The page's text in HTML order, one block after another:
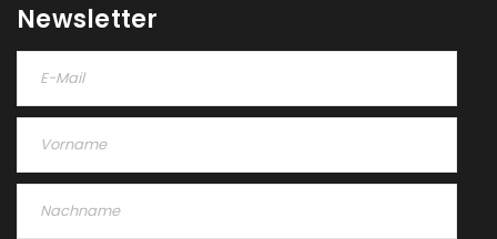
Ich stimme zu
Ja, ich möchte ein Kundenkonto eröffnen und
Newsletter